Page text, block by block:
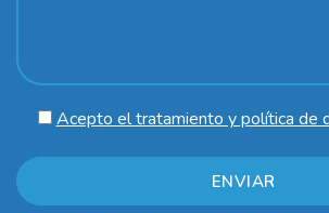
Acepto el tratamiento y política de